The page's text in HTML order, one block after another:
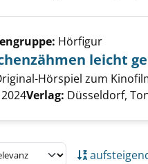
Details von
Hörfigur
leicht
Hörspiel zum
nach diesem Verfasser
2024Verlag: Düsseldorf,